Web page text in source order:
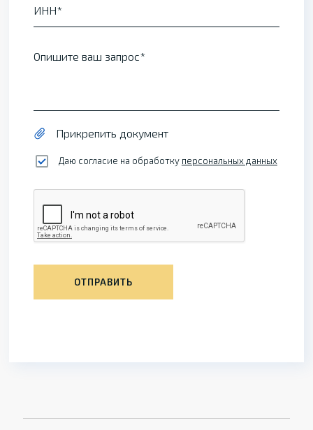
ИНН
Опишите ваш запрос
Прикрепить документ
Даю согласие на обработку персональных данных
ОТПРАВИТЬ